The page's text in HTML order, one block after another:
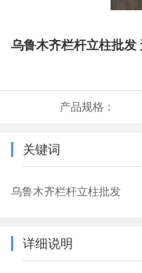
乌鲁木齐栏杆立柱批发
产品规格：
关键词
乌鲁木齐栏杆立柱批发
详细说明